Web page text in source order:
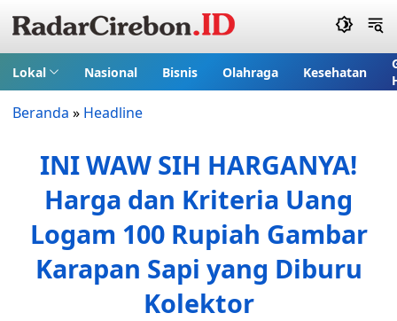
Lokal Nasional Bisnis Olahraga Kesehatan
Beranda » Headline
INI WAW SIH HARGANYA!
Harga dan Kriteria Uang
Logam 100 Rupiah Gambar
Karapan Sapi yang Diburu
Kolektor